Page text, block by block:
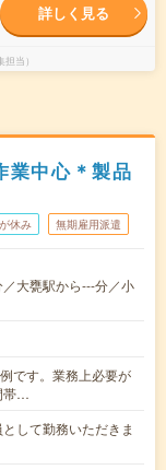
詳しく見る
当）
業中心＊製品
休み 無期雇用派遣
大甕駅から---分／小
です。業務上必要が
帯…
して勤務いただきま